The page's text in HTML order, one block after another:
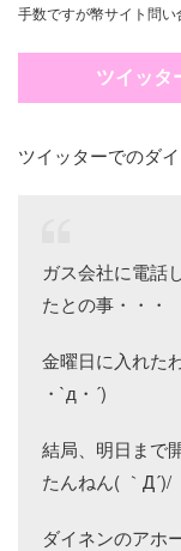
手数ですが幣サイト問い
ツイッタ
ツイッターでのダ
ガス会社に電話
たとの事・・・
金曜日に入れた
・`д・´)
結局、明日まで
たんねん( ｀Д´)/
ダイネンのアホ